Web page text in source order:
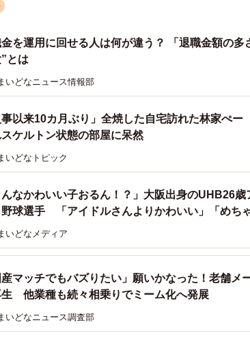
の計算力においては、学習内容が高度になって
がえました。
た計算テストの形式は、参加国によって内容が異
調査のグループ：TOFASの問題を一部抜粋した
択一の選択式。
プ：学校の教室において、国際基礎学力検定
択式と記述式を併用。
団調べ
を運用に回せる人は何が違う？ 「退職金額の多
とは
いどなニュース情報部
事以来10カ月ぶり」全焼した自宅訪れた林家ぺ
ケルトン状態の部屋に呆然
いどなトピック
んなかわいい子おるん！？」大阪出身のUHB26
球選手 「アイドルさんよりかわいい」「めちゃ
いどなメディア
産マッチでもバズりたい」願いかなった！老舗メ
他業種も続々相乗りでミーム化へ発展
いどなニュース調査部